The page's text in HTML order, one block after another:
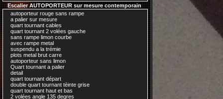
Escalier AUTOPORTEUR sur mesure contemporain
autoporteur rouge sans rampe
a palier sur mesure
quart tournant cables
quart tournant 2 volées gauche
sans rampe limon courbe
avec rampe metal
suspendu a la trémie
plots metal brut carre
autoporteur sans limon
Quart tournant a palier
detail
quart tournant départ
double quart tournant tèinte grise
quart tournant haut et bas
2 volées angle 135 degres